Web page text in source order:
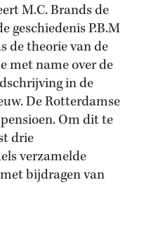
M.C. Brands de
geschiedenis P.B.M
de theorie van de
met name over de
in de
De Rotterdamse
Om dit te
drie
verzamelde
bijdragen van